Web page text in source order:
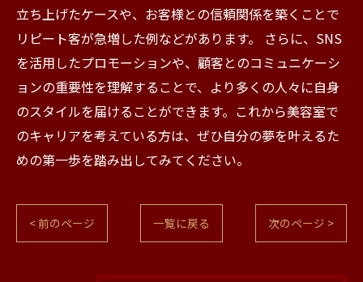
立ち上げたケースや、お客様との信頼関係を築くことで
リピート客が急増した例などがあります。 さらに、SNS
を活用したプロモーションや、顧客とのコミュニケーシ
ョンの重要性を理解することで、より多くの人々に自身
のスタイルを届けることができます。これから美容室で
のキャリアを考えている方は、ぜひ自分の夢を叶えるた
めの第一歩を踏み出してみてください。
< 前のページ 一覧に戻る 次のページ >